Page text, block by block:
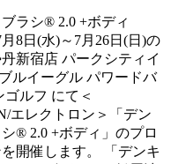
ラシ® 2.0 +ボディ
月8日(水)～7月26日(日)の
新宿店 パークシティイ
ルイーグル パワードバ
ゴルフ にて＜
エレクトロン＞「デン
® 2.0 +ボディ」のプロ
開催します。 「デンキ